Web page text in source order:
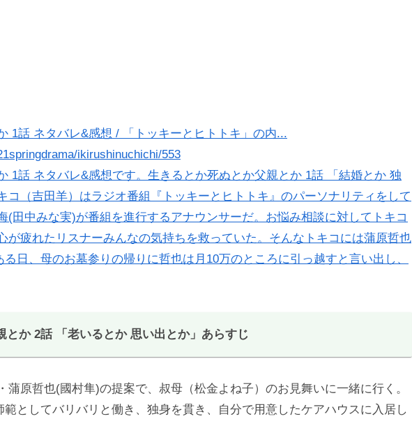
1話 ネタバレ&感想 / 「トッキーとヒトトキ」の内...
ikirushinuchichi/553
1話 ネタバレ&感想です。生きるとか死ぬとか父親とか 1話 「結婚とか 独
コ（吉田羊）はラジオ番組『トッキーとヒトトキ』のパーソナリティをして
(田中みな実)が番組を進行するアナウンサーだ。お悩み相談に対してトキコ
が疲れたリスナーみんなの気持ちを救っていた。そんなトキコには蒲原哲也
日、母のお墓参りの帰りに哲也は月10万のところに引っ越すと言い出し、
とか 2話 「 老いるとか 思い出とか」あらすじ
蒲原哲也(國村隼)の提案で、叔母（松金よね子）のお見舞いに一緒に行く。
としてバリバリと働き、独身を貫き、自分で用意したケアハウスに入居し